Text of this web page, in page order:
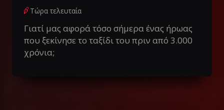
Τώρα τελευταία
Γιατί μας αφορά τόσο σήμερα ένας ήρωας
που ξεκίνησε το ταξίδι του πριν από 3.000
χρόνια;